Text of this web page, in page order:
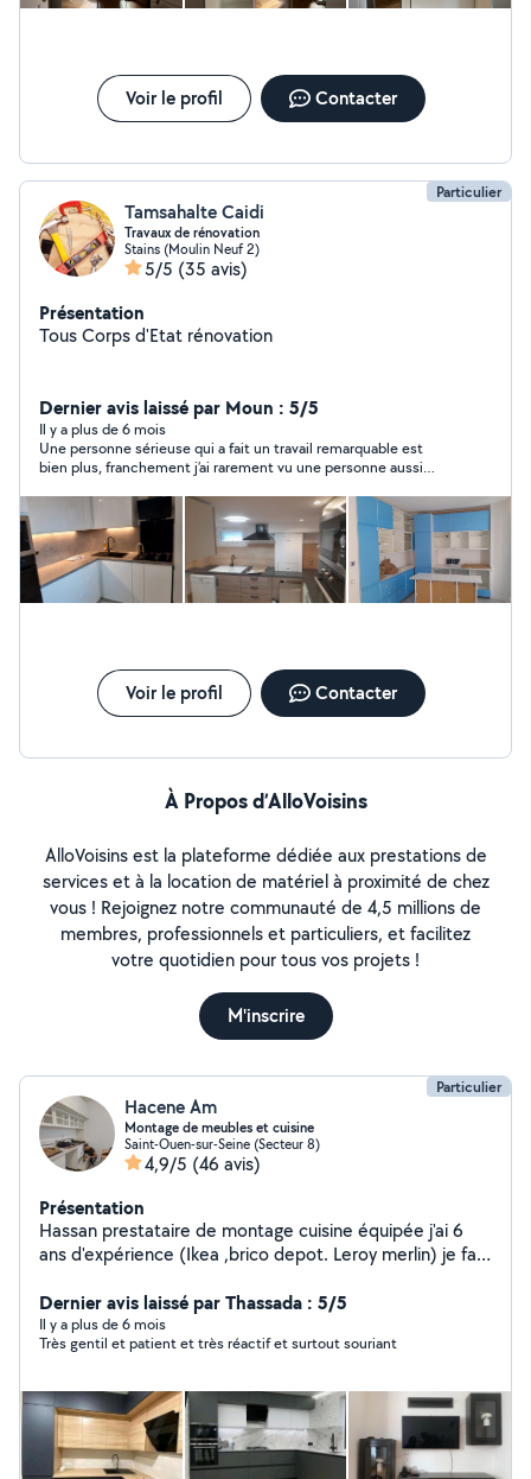
d'animaux. En résumé, je suis une personne polyvalente,
prête à apporter mon aide dans divers domaines.
N'hésitez pas à me contacter pour discuter de vos
Voir le profil Contacter
Particulier
Tamsahalte Caidi
Travaux de rénovation
Stains (Moulin Neuf 2)
5/5 (35 avis)
Présentation
Tous Corps d'Etat rénovation
Dernier avis laissé par Moun : 5/5
Il y a plus de 6 mois
Une personne sérieuse qui a fait un travail remarquable est
bien plus, franchement j’ai rarement vu une personne aussi
Voir le profil Contacter
À Propos d’AlloVoisins
AlloVoisins est la plateforme dédiée aux prestations de
services et à la location de matériel à proximité de chez
vous ! Rejoignez notre communauté de 4,5 millions de
membres, professionnels et particuliers, et facilitez
votre quotidien pour tous vos projets !
M'inscrire
Particulier
Hacene Am
Montage de meubles et cuisine
Saint-Ouen-sur-Seine (Secteur 8)
4,9/5 (46 avis)
Présentation
Hassan prestataire de montage cuisine équipée j'ai 6
ans d'expérience (Ikea ,brico depot. Leroy merlin) je fait
coulissante, canapé convertible , dressing ikea pax,
fixation télé, tringle rideaux, disponible 7/7 je suis à
votre service contacter moi par téléphone svp .
Dernier avis laissé par Thassada : 5/5
Il y a plus de 6 mois
Très gentil et patient et très réactif et surtout souriant